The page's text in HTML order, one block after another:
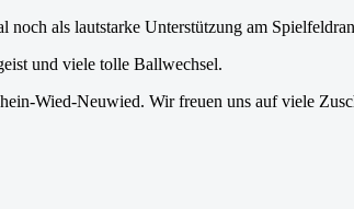
noch als lautstarke Unterstützung am
und viele tolle Ballwechsel.
Wied-Neuwied. Wir freuen uns auf viele